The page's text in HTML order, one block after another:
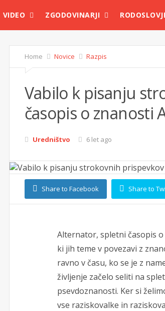
VIDEO ZGODOVINARJI
Home Novice Razpis
Vabilo k pisanju
časopis o znanosti
Uredništvo 6 let ago
Share to Facebook Share to
Alternator, spletni časopis
ki jih teme v povezavi z
ravno v času, ko se je z
življenje začelo seliti na
psevdoznanosti. Ker si
vse raziskovalke in